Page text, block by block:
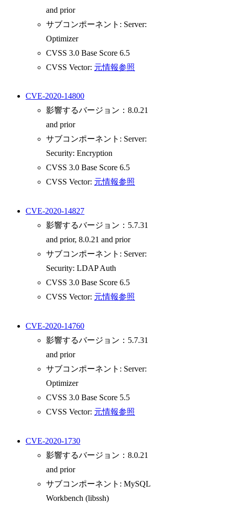
and prior
サブコンポーネント: Server:
Optimizer
CVSS 3.0 Base Score 6.5
CVSS Vector: 元情報参照
CVE-2020-14800
影響するバージョン：8.0.21
and prior
サブコンポーネント: Server:
Security: Encryption
CVSS 3.0 Base Score 6.5
CVSS Vector: 元情報参照
CVE-2020-14827
影響するバージョン：5.7.31
and prior, 8.0.21 and prior
サブコンポーネント: Server:
Security: LDAP Auth
CVSS 3.0 Base Score 6.5
CVSS Vector: 元情報参照
CVE-2020-14760
影響するバージョン：5.7.31
and prior
サブコンポーネント: Server:
Optimizer
CVSS 3.0 Base Score 5.5
CVSS Vector: 元情報参照
CVE-2020-1730
影響するバージョン：8.0.21
and prior
サブコンポーネント: MySQL
Workbench (libssh)